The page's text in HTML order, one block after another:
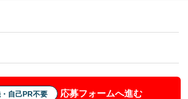
自己PR不要 応募フォームへ進む